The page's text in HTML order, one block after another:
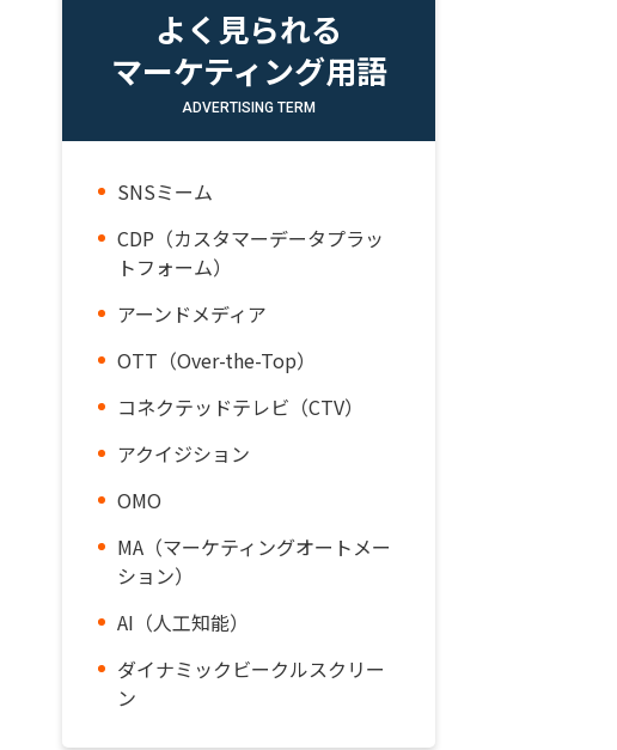
よく見られる
マーケティング用語
ADVERTISING TERM
SNSミーム
CDP（カスタマーデータプラッ
トフォーム）
アーンドメディア
OTT（Over-the-Top）
コネクテッドテレビ（CTV）
アクイジション
OMO
MA（マーケティングオートメー
ション）
AI（人工知能）
ダイナミックビークルスクリー
ン